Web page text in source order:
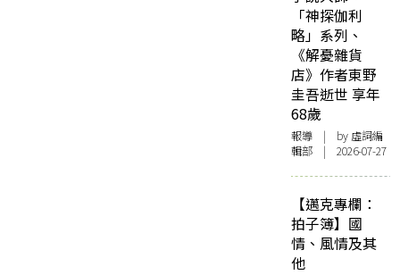
「神探伽利
略」系列、
《解憂雜貨
店》作者東野
圭吾逝世 享年
68歲
報導 | by 虛詞編
輯部 | 2026-07-27
【邁克專欄：
拍子簿】國
情、風情及其
他